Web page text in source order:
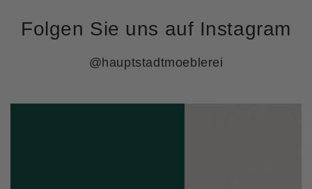
Folgen Sie uns auf Instagram
@hauptstadtmoeblerei